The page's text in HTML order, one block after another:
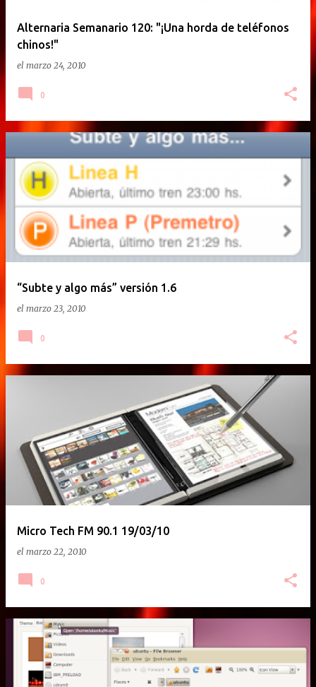
Alternaria Semanario 120: "¡Una horda de teléfonos
chinos!"
el marzo 24, 2010
0
“Subte y algo más” versión 1.6
el marzo 23, 2010
0
Micro Tech FM 90.1 19/03/10
el marzo 22, 2010
0